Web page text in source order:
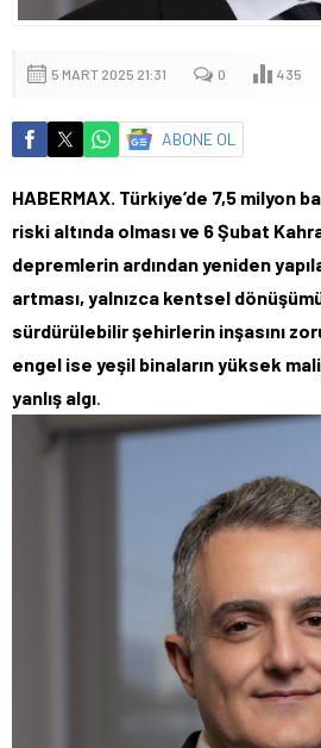
5 MART 2025 21:31 0 435
ABONE OL
HABERMAX. Türkiye’de 7,5 milyon
riski altında olması ve 6 Şubat
depremlerin ardından yeniden
artması, yalnızca kentsel
sürdürülebilir şehirlerin inşasını
engel ise yeşil binaların yüksek
yanlış algı